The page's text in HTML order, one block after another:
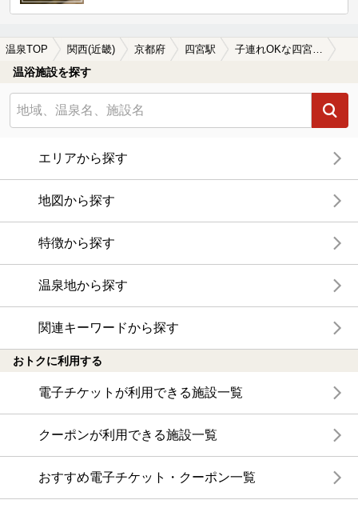
温泉TOP 関西(近畿) 京都府 四宮駅 子連れOKな四宮駅近くの温泉、日帰り温泉、スーパー銭湯おすすめ
温浴施設を探す
エリアから探す
地図から探す
特徴から探す
温泉地から探す
関連キーワードから探す
おトクに利用する
電子チケットが利用できる施設一覧
クーポンが利用できる施設一覧
おすすめ電子チケット・クーポン一覧